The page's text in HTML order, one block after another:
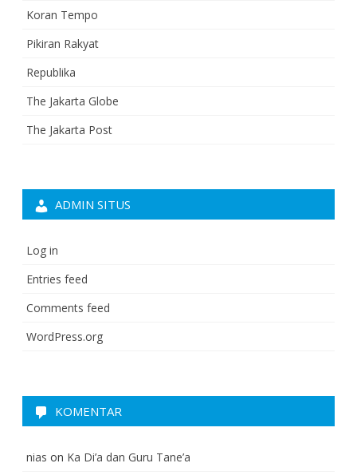
Koran Tempo
Pikiran Rakyat
Republika
The Jakarta Globe
The Jakarta Post
ADMIN SITUS
Log in
Entries feed
Comments feed
WordPress.org
KOMENTAR
nias on Ka Di’a dan Guru Tane’a